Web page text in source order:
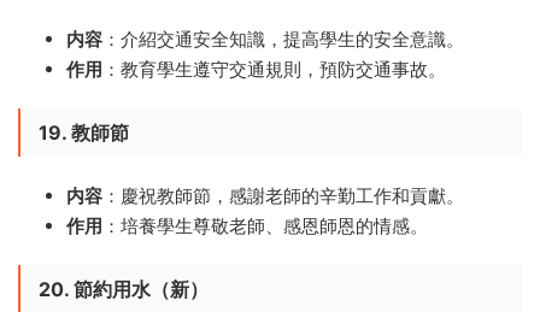
内容 ：介紹交通安全知識，提高學生的安全意識。
作用 ：教育學生遵守交通規則，預防交通事故。
19. 教師節
内容 ：慶祝教師節，感謝老師的辛勤工作和貢獻。
作用 ：培養學生尊敬老師、感恩師恩的情感。
20. 節約用水（新）